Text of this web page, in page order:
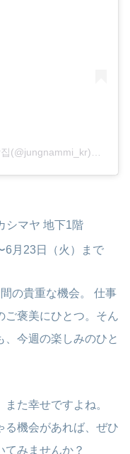
정남미명과 | 1대 구황작물빵 | 강릉빵집(@jungnammi_kr)がシェアした投稿
シマヤ 地下1階
6月23日（火）まで
の貴重な機会。 仕事
ご褒美にひとつ。そん
、今週の楽しみのひと
た幸せですよね。
る機会があれば、ぜひ
てみませんか？